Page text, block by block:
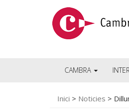
CAMBRA
Inici > Noticies >